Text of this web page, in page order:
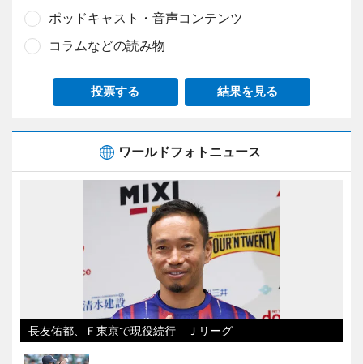
ポッドキャスト・音声コンテンツ
コラムなどの読み物
投票する 結果を見る
ワールドフォトニュース
長友佑都、Ｆ東京で現役続行 Ｊリーグ